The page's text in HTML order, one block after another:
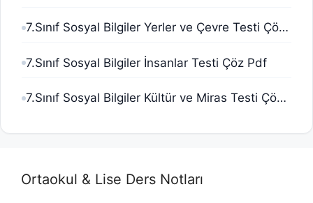
7.Sınıf Sosyal Bilgiler Yerler ve Çevre Testi Çöz Pdf
7.Sınıf Sosyal Bilgiler İnsanlar Testi Çöz Pdf
7.Sınıf Sosyal Bilgiler Kültür ve Miras Testi Çöz Pdf
Ortaokul & Lise Ders Notları